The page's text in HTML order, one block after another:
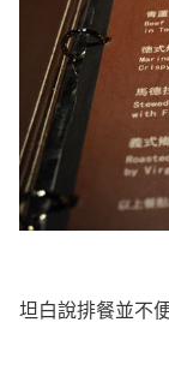
坦白說排餐並不